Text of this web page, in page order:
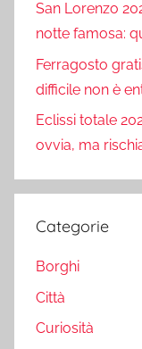
San Lorenzo
notte famosa:
Ferragosto
difficile non è
Eclissi totale
ovvia, ma
Categorie
Borghi
Città
Curiosità